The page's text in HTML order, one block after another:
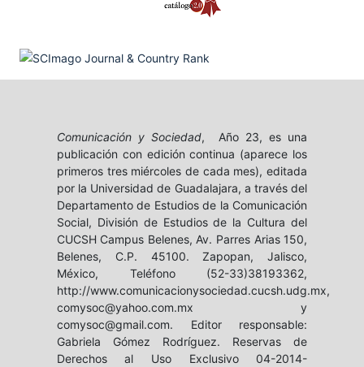
Comunicación y Sociedad, Año 23, es una
publicación con edición continua (aparece los
primeros tres miércoles de cada mes), editada
por la Universidad de Guadalajara, a través del
Departamento de Estudios de la Comunicación
Social, División de Estudios de la Cultura del
CUCSH Campus Belenes, Av. Parres Arias 150,
Belenes, C.P. 45100. Zapopan, Jalisco,
México, Teléfono (52-33)38193362,
http://www.comunicacionysociedad.cucsh.udg.mx,
comysoc@yahoo.com.mx y
comysoc@gmail.com. Editor responsable:
Gabriela Gómez Rodríguez. Reservas de
Derechos al Uso Exclusivo 04-2014-